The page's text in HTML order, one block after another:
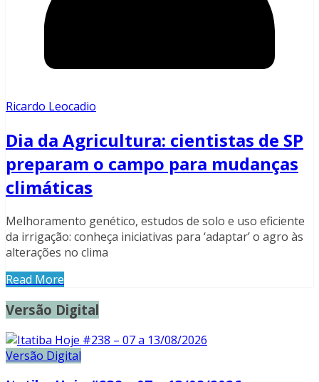
Ricardo Leocadio
Dia da Agricultura: cientistas de SP
preparam o campo para mudanças
climáticas
Melhoramento genético, estudos de solo e uso eficiente
da irrigação: conheça iniciativas para ‘adaptar’ o agro às
alterações no clima
Read More
Versão Digital
Versão Digital